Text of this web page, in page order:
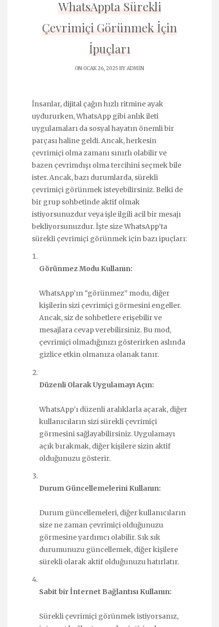
WhatsAppta Sürekli
Çevrimiçi Görünmek İçin
İpuçları
ON OCAK 26, 2025 BYADMIN
İnsanlar, dijital çağın hızlı ritmine ayak
uydururken, WhatsApp gibi anlık ileti
uygulamaları da sosyal hayatın önemli bir
parçası haline geldi. Ancak, herkesin
çevrimiçi olma zamanı sınırlı olabilir ve
bazen çevrimdışı olma tercihini seçmek bile
ister. Ancak, bazı durumlarda, sürekli
çevrimiçi görünmek isteyebilirsiniz. Belki de
bir grup sohbetinde aktif olmak
istiyorsunuzdur veya işle ilgili acil bir mesajı
bekliyorsunuzdur. İşte size WhatsApp’ta
sürekli çevrimiçi görünmek için bazı ipuçları:
Görünmez Modu Kullanın:
WhatsApp’ın “görünmez” modu, diğer
kişilerin sizi çevrimiçi görmesini engeller.
Ancak, siz de sohbetlere erişebilir ve
mesajlara cevap verebilirsiniz. Bu mod,
çevrimiçi olmadığınızı gösterirken aslında
gizlice etkin olmanıza olanak tanır.
Düzenli Olarak Uygulamayı Açın:
WhatsApp’ı düzenli aralıklarla açarak, diğer
kullanıcıların sizi sürekli çevrimiçi
görmesini sağlayabilirsiniz. Uygulamayı
açık bırakmak, diğer kişilere sizin aktif
olduğunuzu gösterir.
Durum Güncellemelerini Kullanın:
Durum güncellemeleri, diğer kullanıcıların
size ne zaman çevrimiçi olduğunuzu
görmesine yardımcı olabilir. Sık sık
durumunuzu güncellemek, diğer kişilere
sürekli olarak aktif olduğunuzu hatırlatır.
Sabit bir İnternet Bağlantısı Kullanın:
Sürekli çevrimiçi görünmek istiyorsanız,